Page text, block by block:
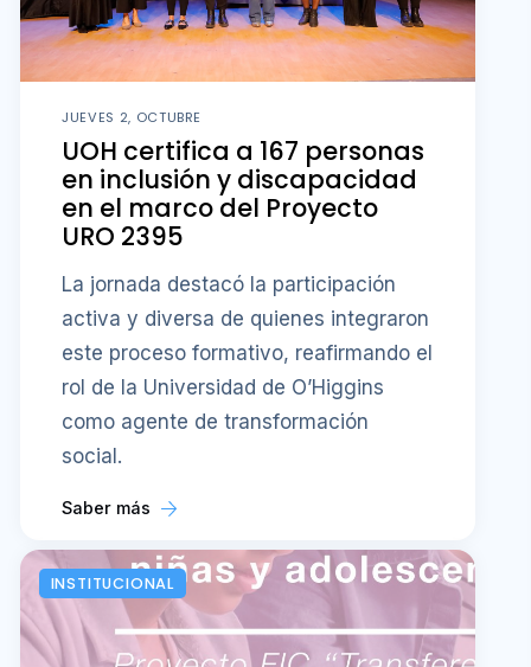
JUEVES 2, OCTUBRE
UOH certifica a 167 personas
en inclusión y discapacidad
en el marco del Proyecto
URO 2395
La jornada destacó la participación
activa y diversa de quienes integraron
este proceso formativo, reafirmando el
rol de la Universidad de O’Higgins
como agente de transformación
social.
Saber más
INSTITUCIONAL